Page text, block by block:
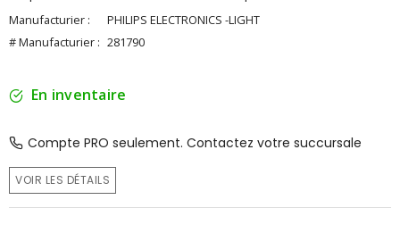
Manufacturier :
PHILIPS ELECTRONICS -LIGHT
# Manufacturier : 281790
En inventaire
Compte PRO seulement. Contactez votre succursale
VOIR LES DÉTAILS